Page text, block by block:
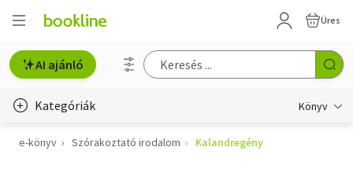
Üres
AI ajánló
Kategóriák Könyv
Életmód, egészség
e-könyv Szórakoztató irodalom Kalandregény